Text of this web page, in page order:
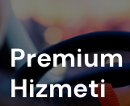
Hizmeti